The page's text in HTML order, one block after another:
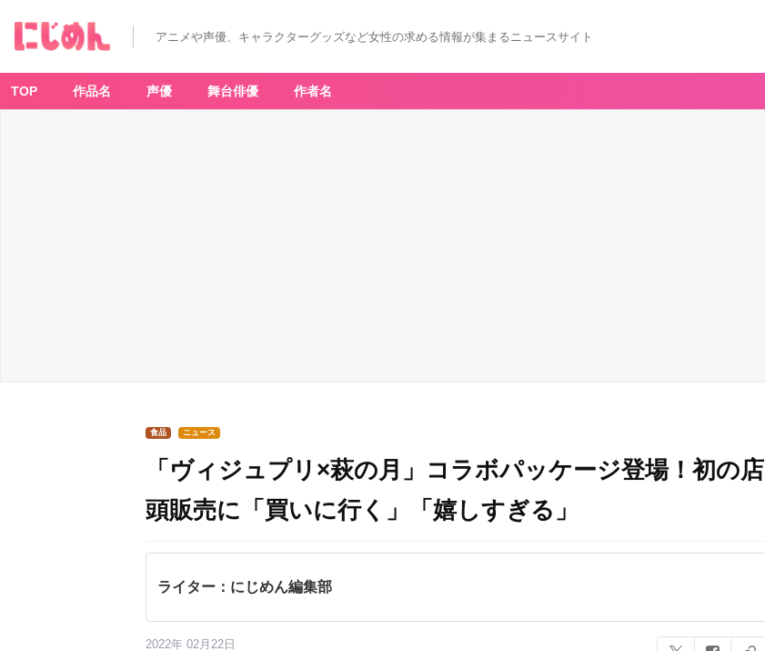
アニメや声優、キャラクターグッズなど女性の求める情報が集まるニュースサイト
TOP 作品名 声優 舞台俳優 作者名
食品 ニュース
「ヴィジュプリ×萩の月」コラボパッケージ登場！初の店
頭販売に「買いに行く」「嬉しすぎる」
ライター：にじめん編集部
2022年 02月22日